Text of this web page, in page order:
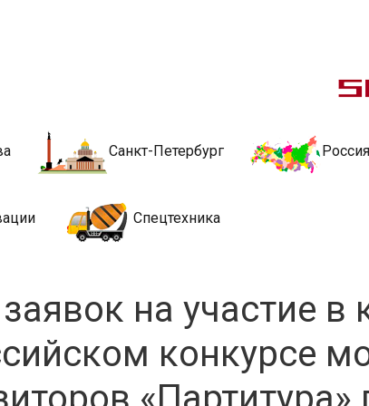
Санкт-Петербург Россия
Спецтехника
на участие в
конкурсе